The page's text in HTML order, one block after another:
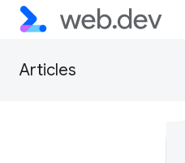
Articles